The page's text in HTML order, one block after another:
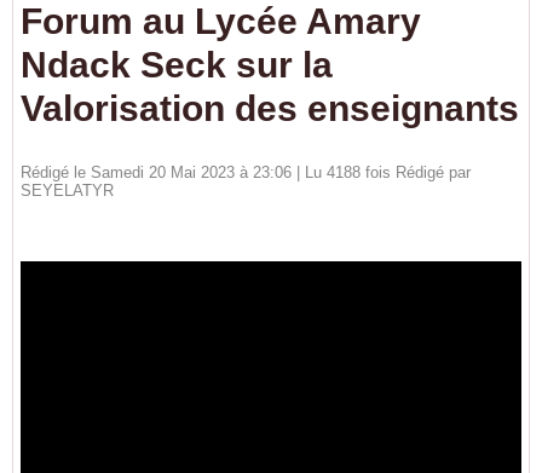
Forum au Lycée Amary
Ndack Seck sur la
Valorisation des enseignants
Rédigé le Samedi 20 Mai 2023 à 23:06 | Lu 4188 fois Rédigé par
SEYELATYR